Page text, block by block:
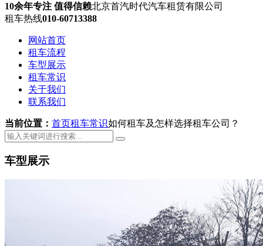
10余年专注 值得信赖北京首汽时代汽车租赁有限公司
租车热线010-60713388
网站首页
租车流程
车型展示
租车常识
关于我们
联系我们
当前位置： 首页租车常识如何租车及怎样选择租车公司？
车型展示